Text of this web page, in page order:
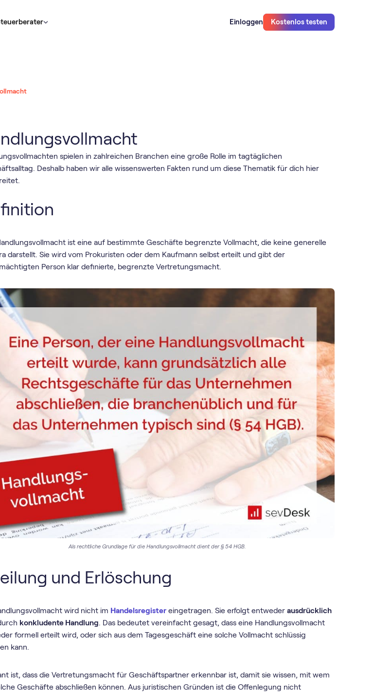
Einloggen Kostenlos testen
spielen in zahlreichen Branchen eine große Rolle im tagtäglichen
Deshalb haben wir alle wissenswerten Fakten rund um diese Thematik für dich hier
ist eine auf bestimmte Geschäfte begrenzte Vollmacht, die keine generelle
darstellt. Sie wird vom Prokuristen oder dem Kaufmann selbst erteilt und gibt der
Person klar definierte, begrenzte Vertretungsmacht.
Als rechtliche Grundlage für die Handlungsvollmacht dient der § 54 HGB.
und Erlöschung
wird nicht im Handelsregister eingetragen. Sie erfolgt entwederausdrücklich
konkludente Handlung. Das bedeutet vereinfacht gesagt, dass eine Handlungsvollmacht
formell erteilt wird, oder sich aus dem Tagesgeschäft eine solche Vollmacht schlüssig
kann.
ist, dass die Vertretungsmacht für Geschäftspartner erkennbar ist, damit sie wissen, mit wem
Geschäfte abschließen können. Aus juristischen Gründen ist die Offenlegung nicht